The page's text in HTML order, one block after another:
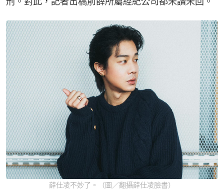
薛仕凌不妙了。（圖／翻攝薛仕凌臉書）